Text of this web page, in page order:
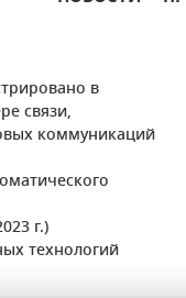
в
связи,
коммуникаций
г.)
технологий